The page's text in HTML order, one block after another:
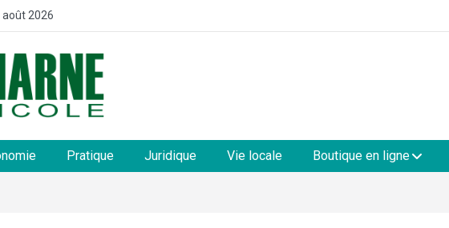
août 2026
Pratique Juridique Vie locale Boutique en ligne